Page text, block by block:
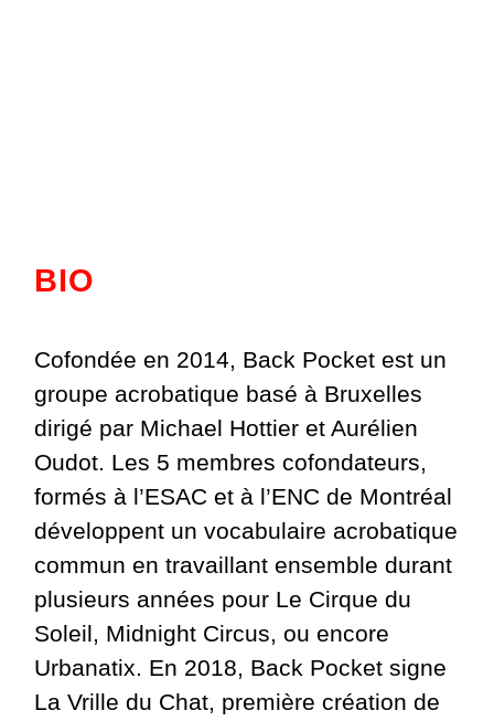
BIO
Cofondée en 2014, Back Pocket est un
groupe acrobatique basé à Bruxelles
dirigé par Michael Hottier et Aurélien
Oudot. Les 5 membres cofondateurs,
formés à l’ESAC et à l’ENC de Montréal
développent un vocabulaire acrobatique
commun en travaillant ensemble durant
plusieurs années pour Le Cirque du
Soleil, Midnight Circus, ou encore
Urbanatix. En 2018, Back Pocket signe
La Vrille du Chat, première création de